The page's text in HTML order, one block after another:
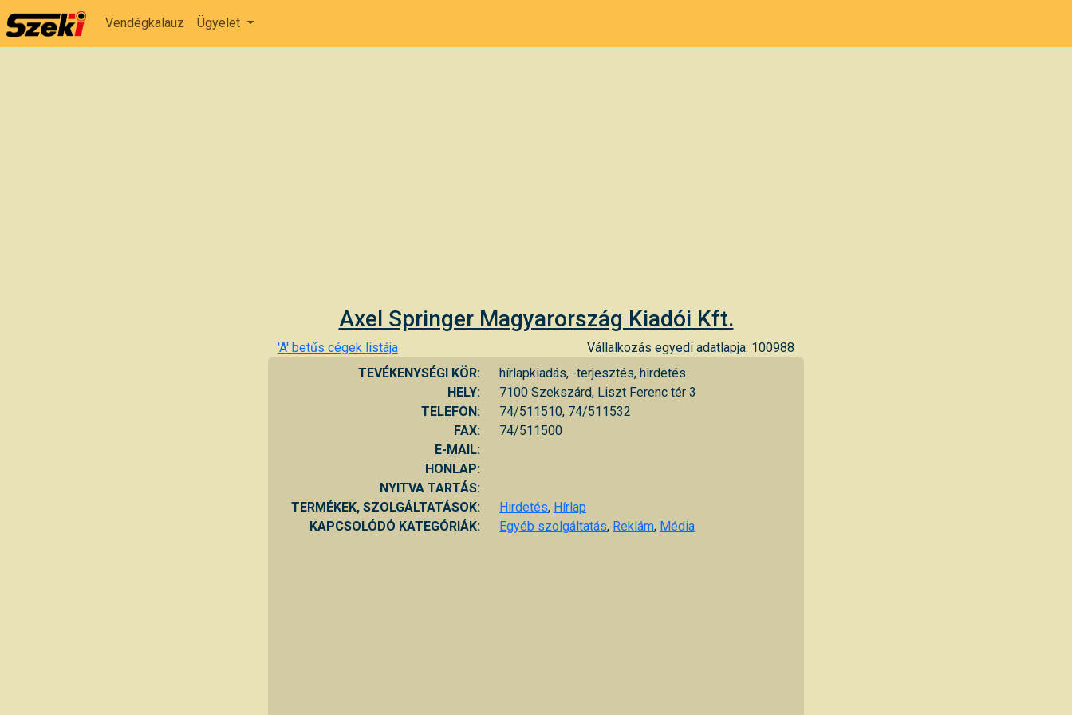
Vendégkalauz Ügyelet
Axel Springer Magyarország Kiadói Kft.
'A' betűs cégek listája
Vállalkozás egyedi adatlapja: 100988
TEVÉKENYSÉGI KÖR:
hírlapkiadás, -terjesztés, hirdetés
HELY:
7100 Szekszárd, Liszt Ferenc tér 3
TELEFON:
74/511510, 74/511532
FAX:
74/511500
E-MAIL:
HONLAP:
NYITVA TARTÁS:
TERMÉKEK, SZOLGÁLTATÁSOK:
Hirdetés, Hírlap
KAPCSOLÓDÓ KATEGÓRIÁK:
Egyéb szolgáltatás, Reklám, Média